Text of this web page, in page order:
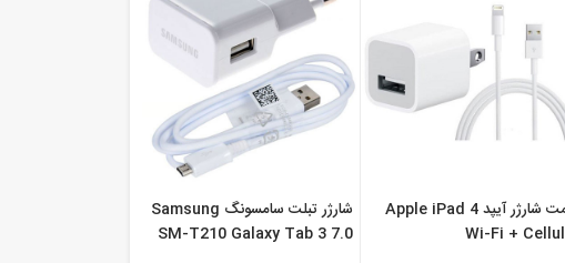
قیمت شارژر آیپد Apple iPad 4
Wi-Fi +
شارژر تبلت سامسونگ Samsung
SM-T210 Galaxy Tab 3 7.0